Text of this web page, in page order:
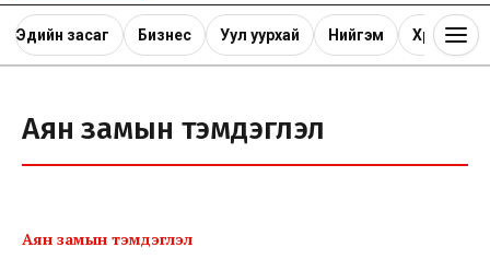
Эдийн засаг Бизнес Уул уурхай Нийгэм Хөрөнгө
Аян замын тэмдэглэл
Аян замын тэмдэглэл